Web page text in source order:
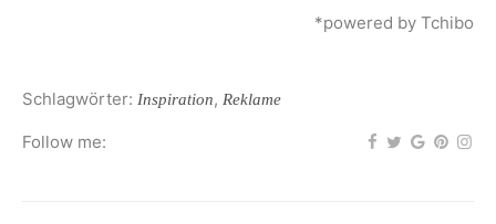
*powered by Tchibo
Schlagwörter: Inspiration, Reklame
Follow me: